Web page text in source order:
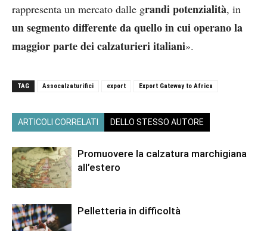
rappresenta un mercato dalle grandi potenzialità, in
un segmento differente da quello in cui operano la
maggior parte dei calzaturieri italiani».
TAG Assocalzaturifici export Export Gateway to Africa
ARTICOLI CORRELATI DELLO STESSO AUTORE
Promuovere la calzatura marchigiana
all’estero
Pelletteria in difficoltà